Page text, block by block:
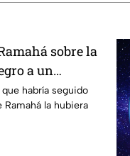
sobre la
a un
en MasterChef
habría seguido
la hubiera